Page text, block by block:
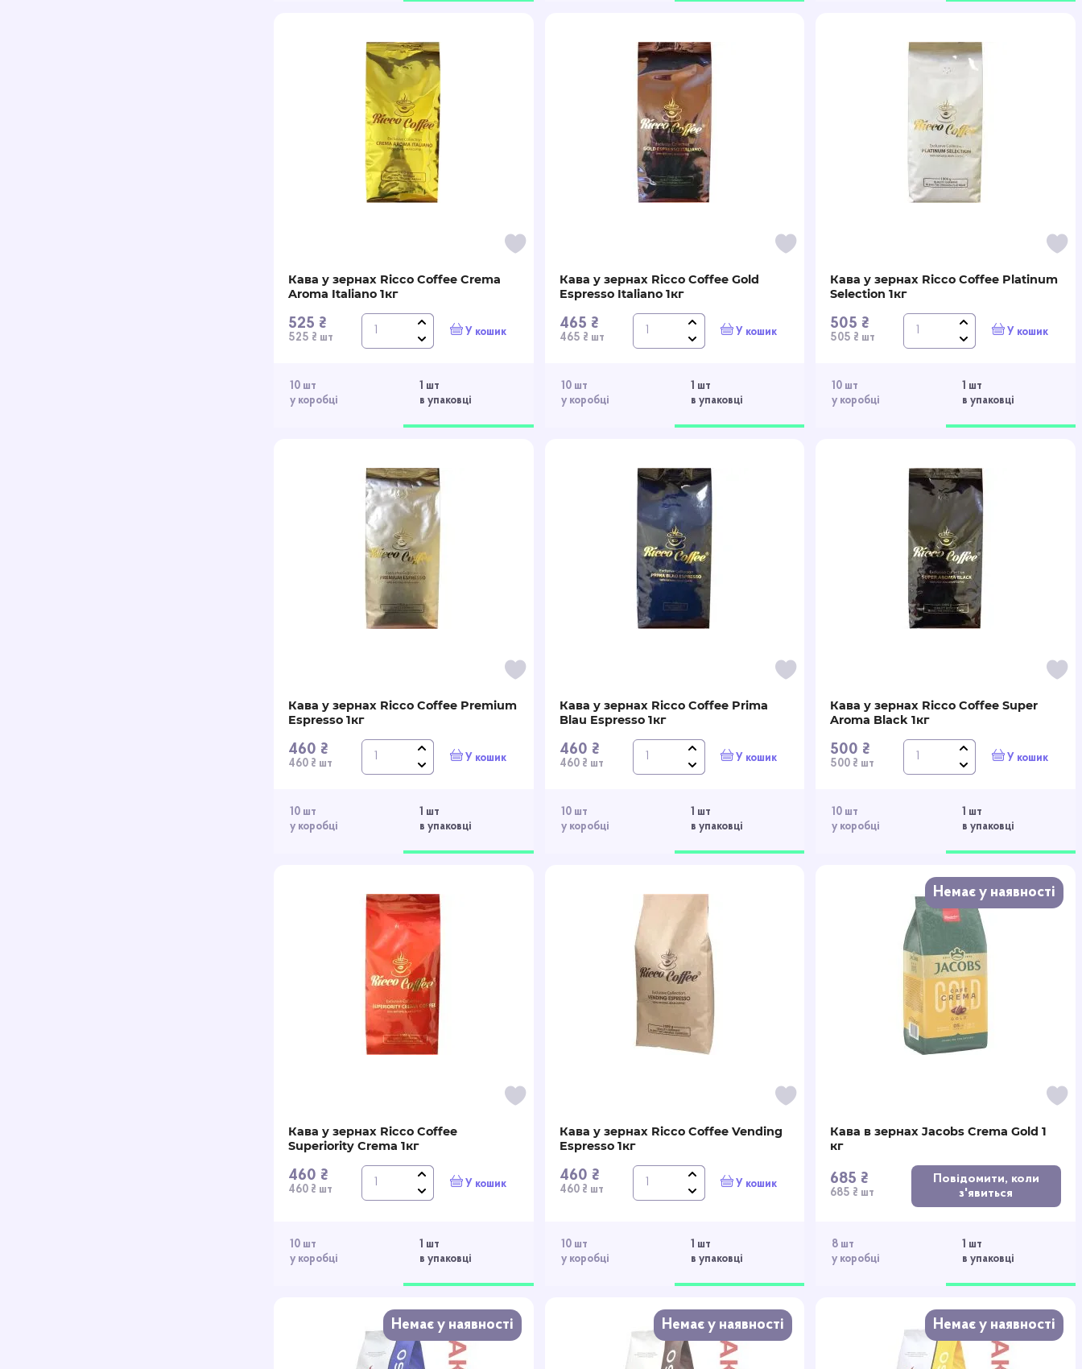
10 шт
у коробці
1 шт
в упаковці
Кава у зернах Ricco Coffee Crema
Aroma Italiano 1кг
525 ₴
525 ₴ шт У кошик
10 шт
у коробці
1 шт
в упаковці
Кава у зернах Ricco Coffee Gold
Espresso Italiano 1кг
465 ₴
465 ₴ шт У кошик
10 шт
у коробці
1 шт
в упаковці
Кава у зернах Ricco Coffee Platinum
Selection 1кг
505 ₴
505 ₴ шт У кошик
10 шт
у коробці
1 шт
в упаковці
Кава у зернах Ricco Coffee Premium
Espresso 1кг
460 ₴
460 ₴ шт У кошик
10 шт
у коробці
1 шт
в упаковці
Кава у зернах Ricco Coffee Prima
Blau Espresso 1кг
460 ₴
460 ₴ шт У кошик
10 шт
у коробці
1 шт
в упаковці
Кава у зернах Ricco Coffee Super
Aroma Black 1кг
500 ₴
500 ₴ шт У кошик
10 шт
у коробці
1 шт
в упаковці
Кава у зернах Ricco Coffee
Superiority Crema 1кг
460 ₴
460 ₴ шт У кошик
10 шт
у коробці
1 шт
в упаковці
Кава у зернах Ricco Coffee Vending
Espresso 1кг
460 ₴
460 ₴ шт У кошик
Немає у наявності
8 шт
у коробці
1 шт
в упаковці
Кава в зернах Jacobs Crema Gold 1
кг
685 ₴
685 ₴ шт
Повідомити, коли
з'явиться
Немає у наявності Немає у наявності Немає у наявності